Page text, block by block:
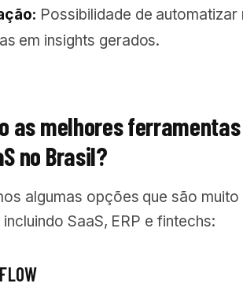
Possibilidade de
em insights gerados.
as melhores
no Brasil?
algumas opções que são
SaaS, ERP e fintechs: